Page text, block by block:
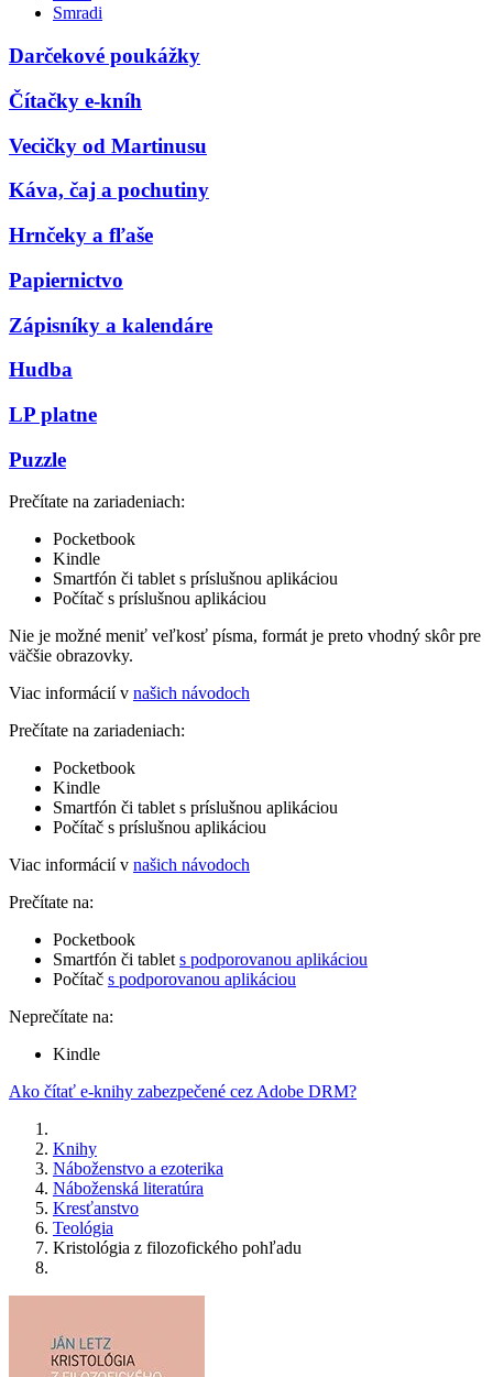
Smradi
Darčekové poukážky
Čítačky e-kníh
Vecičky od Martinusu
Káva, čaj a pochutiny
Hrnčeky a fľaše
Papiernictvo
Zápisníky a kalendáre
Hudba
LP platne
Puzzle
Prečítate na zariadeniach:
Pocketbook
Kindle
Smartfón či tablet s príslušnou aplikáciou
Počítač s príslušnou aplikáciou
Nie je možné meniť veľkosť písma, formát je preto vhodný skôr pre
väčšie obrazovky.
Viac informácií v našich návodoch
Prečítate na zariadeniach:
Pocketbook
Kindle
Smartfón či tablet s príslušnou aplikáciou
Počítač s príslušnou aplikáciou
Viac informácií v našich návodoch
Prečítate na:
Pocketbook
Smartfón či tablet s podporovanou aplikáciou
Počítač s podporovanou aplikáciou
Neprečítate na:
Kindle
Ako čítať e-knihy zabezpečené cez Adobe DRM?
Knihy
Náboženstvo a ezoterika
Náboženská literatúra
Kresťanstvo
Teológia
Kristológia z filozofického pohľadu